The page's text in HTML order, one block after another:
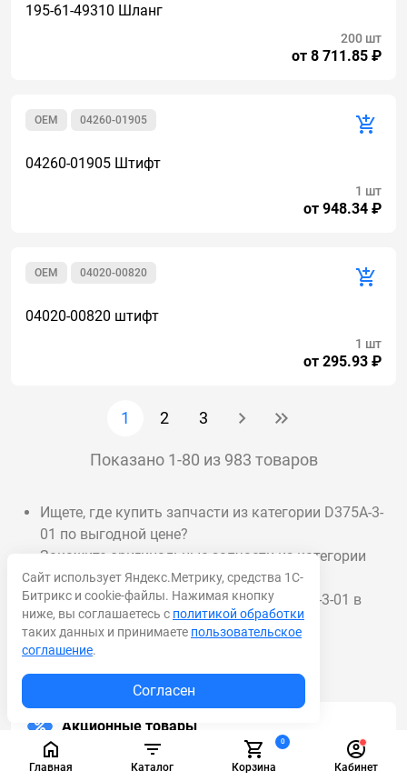
Главная Каталог
0
Корзина Кабинет
195-61-49310 Шланг
от 8 711.85 ₽
200 шт
04260-01905
OEM
04260-01905 Штифт
от 948.34 ₽
1 шт
04020-00820
OEM
04020-00820 штифт
от 295.93 ₽
1 шт
1 2 3
Показано 1-80 из 983 товаров
Ищете, где купить запчасти из категории D375A-3-
01 по выгодной цене?
Закажите оригинальные запчасти из категории
D375A-3-01 с гарантией!
Доставка запчастей из категории D375A-3-01 в
срок от 1 дня.
Акционные товары
Сайт использует Яндекс.Метрику, средства 1С-
Битрикс и cookie-файлы. Нажимая кнопку
ниже, вы соглашаетесь с политикой обработки
таких данных и принимаете пользовательское
соглашение.
Согласен